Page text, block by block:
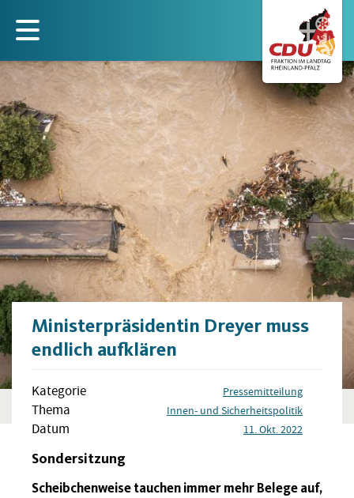
zum
Inhalt
Ministerpräsidentin Dreyer muss
endlich aufklären
Kategorie Pressemitteilung
Thema Innen- und Sicherheitspolitik
Datum 11. Okt. 2022
Sondersitzung
Scheibchenweise tauchen immer mehr Belege auf,